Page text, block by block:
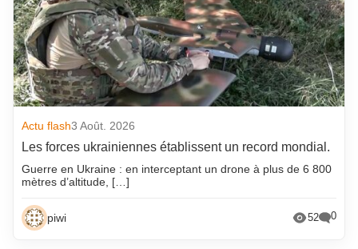
Actu flash3 Août. 2026
Les forces ukrainiennes établissent un record mondial.
Guerre en Ukraine : en interceptant un drone à plus de 6 800
mètres d’altitude, […]
piwi 52 0